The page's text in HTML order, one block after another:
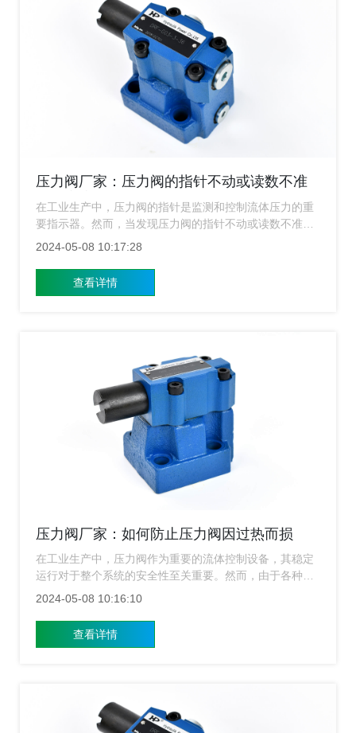
压力阀厂家：压力阀的指针不动或读数不准
确，应该如何解决？
在工业生产中，压力阀的指针是监测和控制流体压力的重
要指示器。然而，当发现压力阀的指针不动或读数不准确
时，这可能会给生产带来困扰，甚至可能引发安全隐患。
给广大用户简单的介绍一下压力阀的指针不动或读数不准
确要怎么来解决？
2024-05-08 10:17:28
查看详情
压力阀厂家：如何防止压力阀因过热而损
坏？
在工业生产中，压力阀作为重要的流体控制设备，其稳定
运行对于整个系统的安全性至关重要。然而，由于各种原
因，压力阀有时会因过热而损坏，这不仅会影响生产效
过热而损坏，对于确保系统的稳定运行具有重要意义。今
天压力阀厂家就来给广大用户简单的介绍一下要如何防止
2024-05-08 10:16:10
查看详情